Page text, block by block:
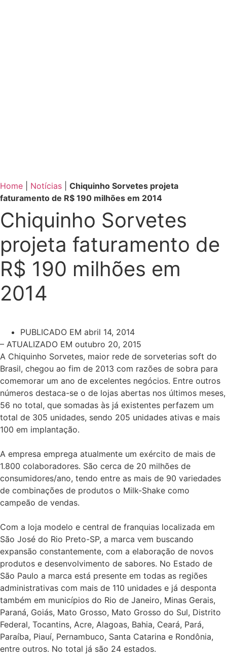
Home Notícias
Chiquinho Sorvetes projeta
faturamento de R$ 190 milhões em 2014
Chiquinho Sorvetes
projeta faturamento de
R$ 190 milhões em
2014
PUBLICADO EM abril 14, 2014
– ATUALIZADO EM outubro 20, 2015
A Chiquinho Sorvetes, maior rede de sorveterias soft do
Brasil, chegou ao fim de 2013 com razões de sobra para
comemorar um ano de excelentes negócios. Entre outros
números destaca-se o de lojas abertas nos últimos meses,
56 no total, que somadas às já existentes perfazem um
total de 305 unidades, sendo 205 unidades ativas e mais
100 em implantação.
A empresa emprega atualmente um exército de mais de
1.800 colaboradores. São cerca de 20 milhões de
consumidores/ano, tendo entre as mais de 90 variedades
de combinações de produtos o Milk-Shake como
campeão de vendas.
Com a loja modelo e central de franquias localizada em
São José do Rio Preto-SP, a marca vem buscando
expansão constantemente, com a elaboração de novos
produtos e desenvolvimento de sabores. No Estado de
São Paulo a marca está presente em todas as regiões
administrativas com mais de 110 unidades e já desponta
também em municípios do Rio de Janeiro, Minas Gerais,
Paraná, Goiás, Mato Grosso, Mato Grosso do Sul, Distrito
Federal, Tocantins, Acre, Alagoas, Bahia, Ceará, Pará,
Paraíba, Piauí, Pernambuco, Santa Catarina e Rondônia,
entre outros. No total já são 24 estados.